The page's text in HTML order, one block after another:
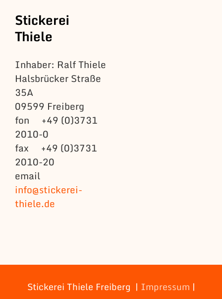
Stickerei
Thiele
Inhaber: Ralf Thiele
Halsbrücker Straße
35A
09599 Freiberg
fon +49 (0)3731
2010-0
fax +49 (0)3731
2010-20
email
info@stickerei-
thiele.de
Stickerei Thiele Freiberg | Impressum |